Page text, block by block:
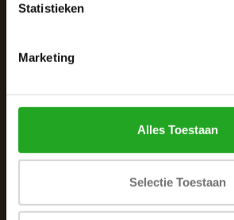
Statistieken
Marketing
Alles Toestaan
Selectie Toestaan
5625 AG Eindhoven